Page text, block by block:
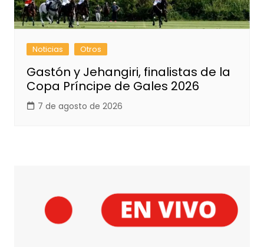
Noticias Otros
Gastón y Jehangiri, finalistas de la
Copa Príncipe de Gales 2026
7 de agosto de 2026